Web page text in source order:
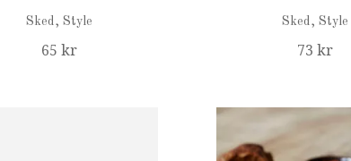
Sked, Style
65 kr
Sked, Style
73 kr